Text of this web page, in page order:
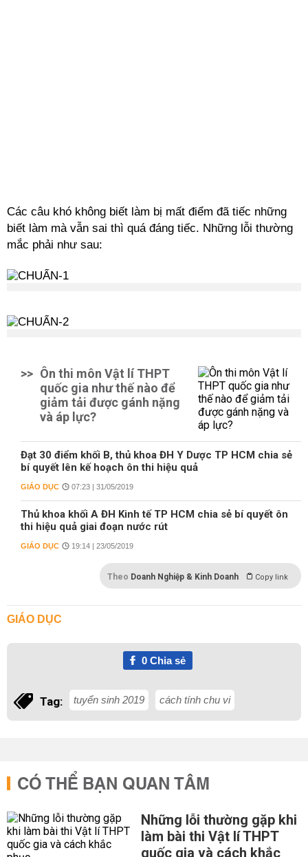
Các câu khó không biết làm bị mất điểm đã tiếc những
biết làm mà vẫn sai thì quá đáng tiếc. Những lỗi thường
mắc phải như sau:
>> Ôn thi môn Vật lí THPT
quốc gia như thế nào để
giảm tải được gánh nặng
và áp lực?
Đạt 30 điểm khối B, thủ khoa ĐH Y Dược TP HCM chia sẻ
bí quyết lên kế hoạch ôn thi hiệu quả
GIÁO DỤC 07:23 | 31/05/2019
Thủ khoa khối A ĐH Kinh tế TP HCM chia sẻ bí quyết ôn
thi hiệu quả giai đoạn nước rút
GIÁO DỤC 19:14 | 23/05/2019
Theo Doanh Nghiệp & Kinh Doanh Copy link
GIÁO DỤC
0Chia sẻ
Tag: tuyển sinh 2019 cách tính chu vi
CÓ THỂ BẠN QUAN TÂM
Những lỗi thường gặp khi
làm bài thi Vật lí THPT
quốc gia và cách khắc